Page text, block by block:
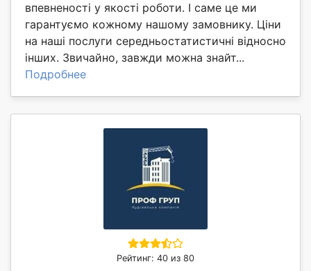
впевненості у якості роботи. І саме це ми
гарантуємо кожному нашому замовнику. Ціни
на наші послуги середньостатистичні відносно
інших. Звичайно, завжди можна знайт...
Подробнее
Рейтинг: 40 из 80